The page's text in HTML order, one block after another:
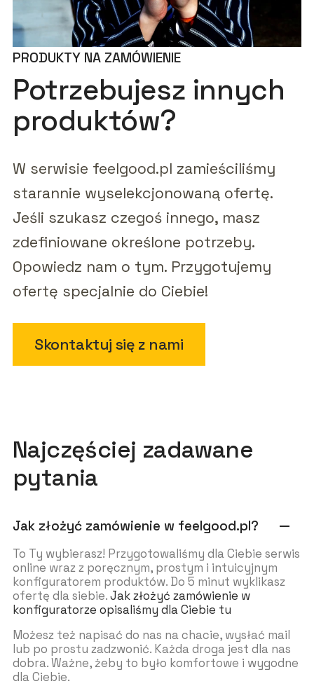
PRODUKTY NA ZAMÓWIENIE
Potrzebujesz innych
produktów?
W serwisie feelgood.pl zamieściliśmy
starannie wyselekcjonowaną ofertę.
Jeśli szukasz czegoś innego, masz
zdefiniowane określone potrzeby.
Opowiedz nam o tym. Przygotujemy
ofertę specjalnie do Ciebie!
Skontaktuj się z nami
Najczęściej zadawane
pytania
Jak złożyć zamówienie w feelgood.pl? remove
To Ty wybierasz! Przygotowaliśmy dla Ciebie serwis
online wraz z poręcznym, prostym i intuicyjnym
konfiguratorem produktów. Do 5 minut wyklikasz
ofertę dla siebie.Jak złożyć zamówienie w
konfiguratorze opisaliśmy dla Ciebie tu
Możesz też napisać do nas na chacie, wysłać mail
lub po prostu zadzwonić. Każda droga jest dla nas
dobra. Ważne, żeby to było komfortowe i wygodne
dla Ciebie.